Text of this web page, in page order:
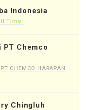
Indonesia
Time
Chemco
PT CHEMCO HARAPAN
Chingluh